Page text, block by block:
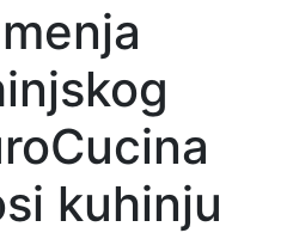
kuhinju